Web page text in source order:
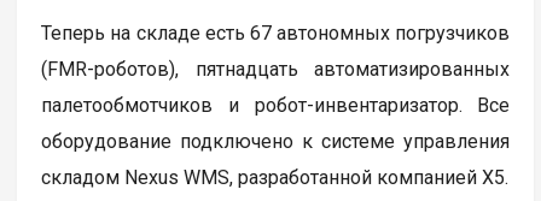
Теперь на складе есть 67 автономных погрузчиков
(FMR-роботов), пятнадцать автоматизированных
палетообмотчиков и робот-инвентаризатор. Все
оборудование подключено к системе управления
складом Nexus WMS, разработанной компанией Х5.